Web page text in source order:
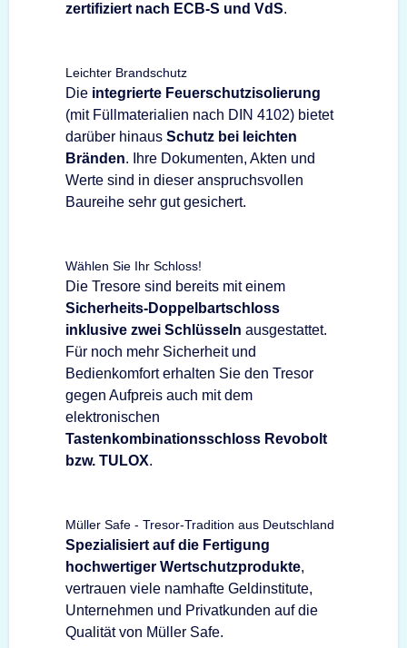
zertifiziert nach ECB-S und VdS.
Leichter Brandschutz
Die integrierte Feuerschutzisolierung
(mit Füllmaterialien nach DIN 4102) bietet
darüber hinaus Schutz bei leichten
Bränden. Ihre Dokumenten, Akten und
Werte sind in dieser anspruchsvollen
Baureihe sehr gut gesichert.
Wählen Sie Ihr Schloss!
Die Tresore sind bereits mit einem
Sicherheits-Doppelbartschloss
inklusive zwei Schlüsseln ausgestattet.
Für noch mehr Sicherheit und
Bedienkomfort erhalten Sie den Tresor
gegen Aufpreis auch mit dem
elektronischen
Tastenkombinationsschloss Revobolt
bzw. TULOX.
Müller Safe - Tresor-Tradition aus Deutschland
Spezialisiert auf die Fertigung
hochwertiger Wertschutzprodukte,
vertrauen viele namhafte Geldinstitute,
Unternehmen und Privatkunden auf die
Qualität von Müller Safe.